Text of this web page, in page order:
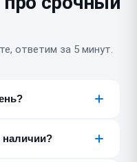
ответим за 5 минут.
Точный срок
наличии?